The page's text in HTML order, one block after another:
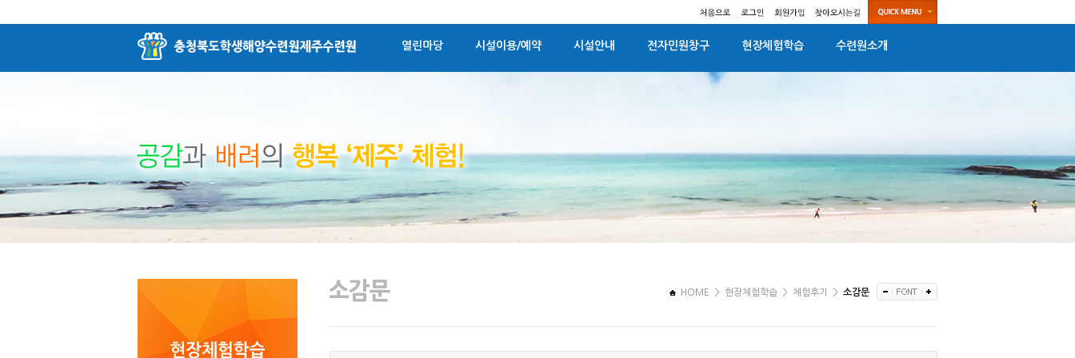
열린마당 시설이용/예약 시설안내 전자민원창구 현장체험학습 수련원소개
HOME > 현장체험학습 > 체험후기 > 소감문